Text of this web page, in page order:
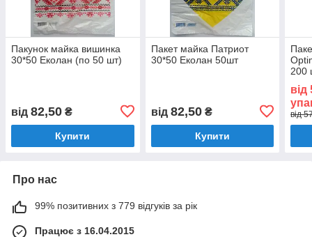
Пакунок майка вишинка
30*50 Eколан (по 50 шт)
від 82,50 ₴
Купити
Пакет майка Патриот
30*50 Еколан 50шт
від 82,50₴
Купити
200
від
від
Про нас
99% позитивних з 779 відгуків за рік
Працює з 16.04.2015